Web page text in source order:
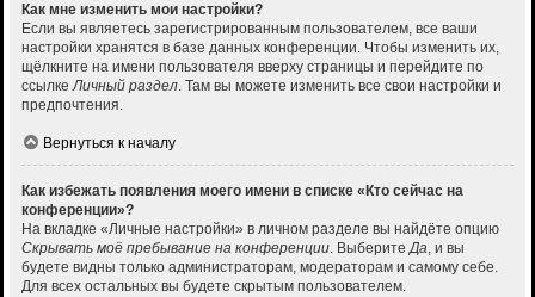
Как мне изменить мои настройки?
Если вы являетесь зарегистрированным пользователем, все ваши
настройки хранятся в базе данных конференции. Чтобы изменить их,
щёлкните на имени пользователя вверху страницы и перейдите по
ссылкеЛичный раздел. Там вы можете изменить все свои настройки и
предпочтения.
Вернуться к началу
Как избежать появления моего имени в списке «Кто сейчас на
конференции»?
На вкладке «Личные настройки» в личном разделе вы найдёте опцию
Скрывать моё пребывание на конференции. ВыберитеДа, и вы
будете видны только администраторам, модераторам и самому себе.
Для всех остальных вы будете скрытым пользователем.